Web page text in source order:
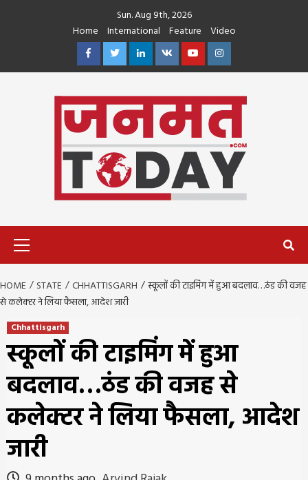
Sun. Aug 9th, 2026
Home
International Feature
Video
FacebookTwitterLinkedin
VK YoutubeInstagram
HOME STATE CHHATTISGARH
स्कूलों की टाइमिंग में हुआ बदलाव…ठंड की वजह
से कलेक्टर ने लिया फैसला, आदेश जारी
Chhattisgarh
स्कूलों की टाइमिंग में हुआ
बदलाव…ठंड की वजह से
कलेक्टर ने लिया फैसला, आदेश
जारी